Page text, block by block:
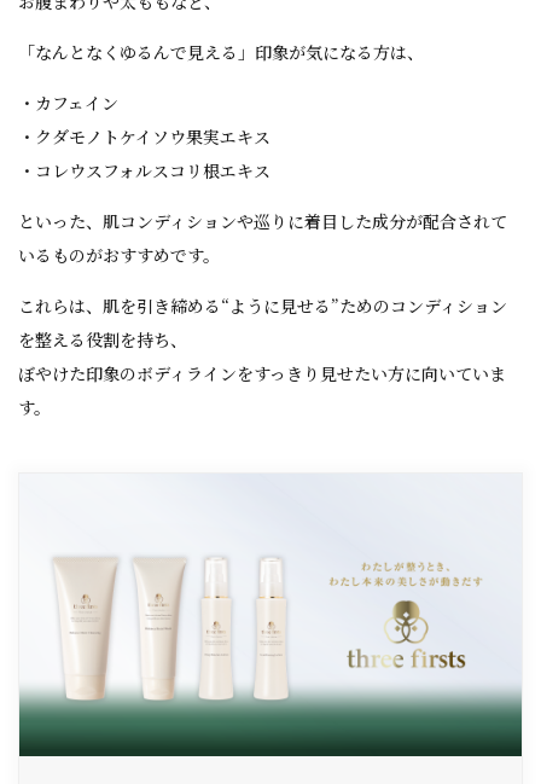
「なんとなくゆるんで見える」印象が気になる方は、
・カフェイン
・クダモノトケイソウ果実エキス
・コレウスフォルスコリ根エキス
といった、肌コンディションや巡りに着目した成分が配合されて
いるものがおすすめです。
これらは、肌を引き締める“ように見せる”ためのコンディション
を整える役割を持ち、
ぼやけた印象のボディラインをすっきり見せたい方に向いていま
す。